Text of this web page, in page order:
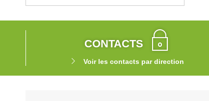
CONTACTS
Voir les contacts par direction